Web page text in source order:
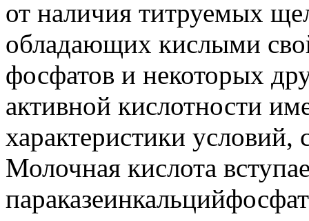
от наличия титруемых
обладающих кислыми
фосфатов и некоторых
активной кислотности
характеристики
Молочная кислота